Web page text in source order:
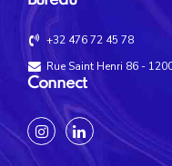
+32 476 72 45 78
Rue Saint Henri 86 -
Connect